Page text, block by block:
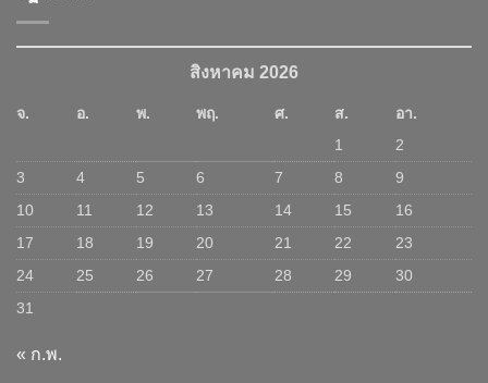
สิงหาคม 2026
จ. อ. พ. พฤ. ศ. ส.
อา.
1
2
3
4 5 6 7 8
9
10
11 12 13 14 15
16
17
18 19 20 21 22
23
24
25 26 27 28 29
30
31
« ก.พ.